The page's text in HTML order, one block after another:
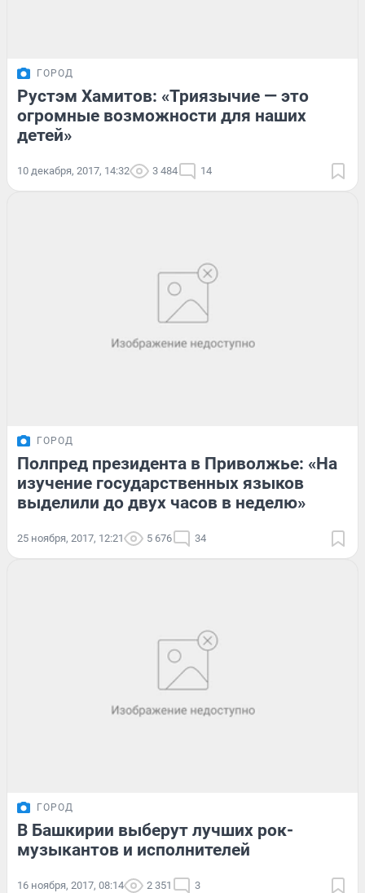
ГОРОД
Рустэм Хамитов: «Триязычие — это
огромные возможности для наших
детей»
10 декабря, 2017, 14:32 3 484 14
ГОРОД
Полпред президента в Приволжье: «На
изучение государственных языков
выделили до двух часов в неделю»
25 ноября, 2017, 12:21 5 676 34
ГОРОД
В Башкирии выберут лучших рок-
музыкантов и исполнителей
16 ноября, 2017, 08:14 2 351 3